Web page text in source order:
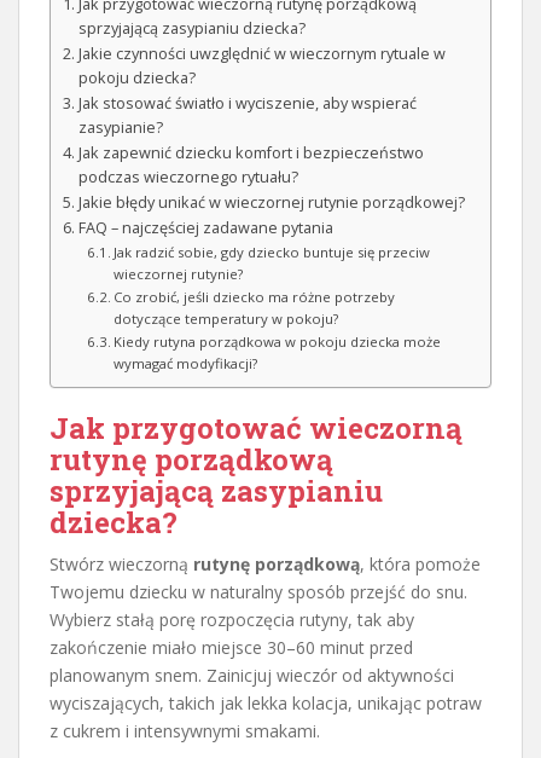
Jak przygotować wieczorną rutynę porządkową
sprzyjającą zasypianiu dziecka?
Jakie czynności uwzględnić w wieczornym rytuale w
pokoju dziecka?
Jak stosować światło i wyciszenie, aby wspierać
zasypianie?
Jak zapewnić dziecku komfort i bezpieczeństwo
podczas wieczornego rytuału?
Jakie błędy unikać w wieczornej rutynie porządkowej?
FAQ – najczęściej zadawane pytania
Jak radzić sobie, gdy dziecko buntuje się przeciw
wieczornej rutynie?
Co zrobić, jeśli dziecko ma różne potrzeby
dotyczące temperatury w pokoju?
Kiedy rutyna porządkowa w pokoju dziecka może
wymagać modyfikacji?
Jak przygotować wieczorną
rutynę porządkową
sprzyjającą zasypianiu
dziecka?
Stwórz wieczorną rutynę porządkową, która pomoże
Twojemu dziecku w naturalny sposób przejść do snu.
Wybierz stałą porę rozpoczęcia rutyny, tak aby
zakończenie miało miejsce 30–60 minut przed
planowanym snem. Zainicjuj wieczór od aktywności
wyciszających, takich jak lekka kolacja, unikając potraw
z cukrem i intensywnymi smakami.